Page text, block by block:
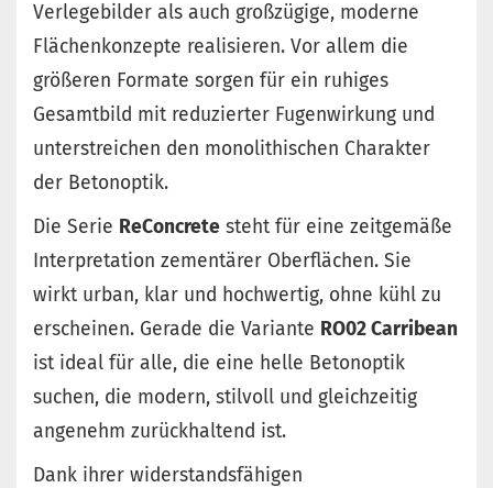
Verlegebilder als auch großzügige, moderne
Flächenkonzepte realisieren. Vor allem die
größeren Formate sorgen für ein ruhiges
Gesamtbild mit reduzierter Fugenwirkung und
unterstreichen den monolithischen Charakter
der Betonoptik.
Die Serie ReConcrete steht für eine zeitgemäße
Interpretation zementärer Oberflächen. Sie
wirkt urban, klar und hochwertig, ohne kühl zu
erscheinen. Gerade die Variante RO02 Carribean
ist ideal für alle, die eine helle Betonoptik
suchen, die modern, stilvoll und gleichzeitig
angenehm zurückhaltend ist.
Dank ihrer widerstandsfähigen